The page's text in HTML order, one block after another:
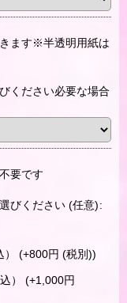
ます※半透明用紙は
ください必要な場合
要です
びください (任意):
(+800円 (税別))
） (+1,000円